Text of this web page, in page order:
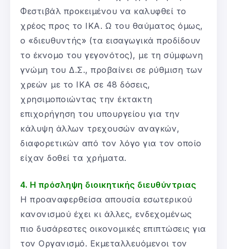
Φεστιβάλ προκειμένου να καλυφθεί το
χρέος προς το ΙΚΑ. Ω του θαύματος όμως,
ο «διευθυντής» (τα εισαγωγικά προδίδουν
το έκνομο του γεγονότος), με τη σύμφωνη
γνώμη του Δ.Σ., προβαίνει σε ρύθμιση των
χρεών με το ΙΚΑ σε 48 δόσεις,
χρησιμοποιώντας την έκτακτη
επιχορήγηση του υπουργείου για την
κάλυψη άλλων τρεχουσών αναγκών,
διαφορετικών από τον λόγο για τον οποίο
είχαν δοθεί τα χρήματα.
4. Η πρόσληψη διοικητικής διευθύντριας
Η προαναφερθείσα απουσία εσωτερικού
κανονισμού έχει κι άλλες, ενδεχομένως
πιο δυσάρεστες οικονομικές επιπτώσεις για
τον Οργανισμό. Εκμεταλλευόμενοι τον